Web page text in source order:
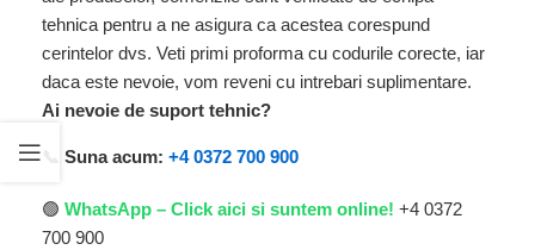
tehnica pentru a ne asigura ca acestea corespund
cerintelor dvs. Veti primi proforma cu codurile corecte, iar
daca este nevoie, vom reveni cu intrebari suplimentare.
Ai nevoie de suport tehnic?
📞 Suna acum: +4 0372 700 900
🟢 WhatsApp – Click aici si suntem online! +4 0372
700 900